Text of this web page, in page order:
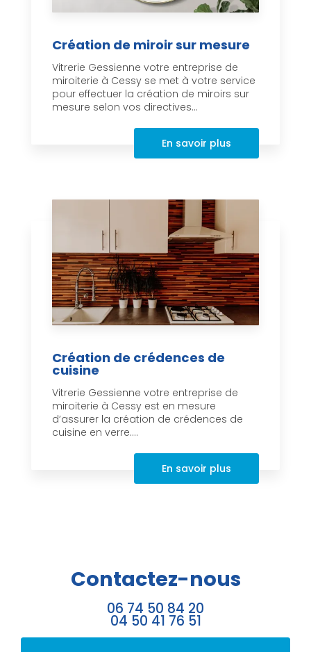
Création de miroir sur mesure
Vitrerie Gessienne votre entreprise de
miroiterie à Cessy se met à votre service
pour effectuer la création de miroirs sur
mesure selon vos directives...
En savoir plus
Création de crédences de
cuisine
Vitrerie Gessienne votre entreprise de
miroiterie à Cessy est en mesure
d’assurer la création de crédences de
cuisine en verre....
En savoir plus
Contactez-nous
06 74 50 84 20
04 50 41 76 51